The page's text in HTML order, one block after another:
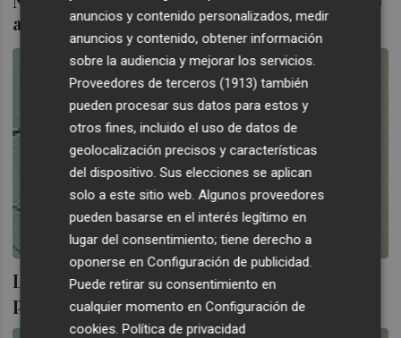
a corto plazo
La bolsa española no mejorará a corto
plazo
anuncios y contenido personalizados, medir
anuncios y contenido, obtener información
sobre la audiencia y mejorar los servicios.
Proveedores de terceros (1913) también
pueden procesar sus datos para estos y
otros fines, incluido el uso de datos de
geolocalización precisos y características
del dispositivo. Sus elecciones se aplican
solo a este sitio web. Algunos proveedores
pueden basarse en el interés legítimo en
lugar del consentimiento; tiene derecho a
oponerse enConfiguración de publicidad.
Puede retirar su consentimiento en
cualquier momento enConfiguración de
cookies.Política de privacidad